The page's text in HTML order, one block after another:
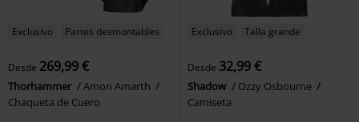
Exclusivo Partes desmontables
Desde 269,99 €
Thorhammer
Amon Amarth
Chaqueta de Cuero
Exclusivo Talla grande
Desde 32,99 €
Shadow
Ozzy Osbourne
Camiseta